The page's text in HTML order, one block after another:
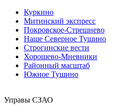
Куркино
Митинский экспресс
Покровское-Стрешнево
Наше Северное Тушино
Строгинские вести
Хорошево-Мневники
Районный масштаб
Южное Тушино
Управы СЗАО